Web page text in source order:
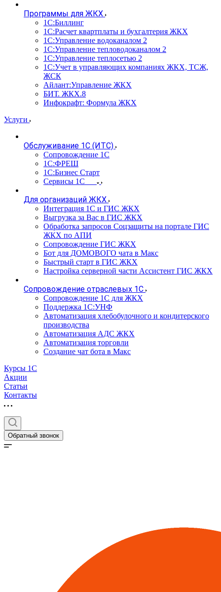
Программы для ЖКХ
1С:Биллинг
1С:Расчет квартплаты и бухгалтерия ЖКХ
1С:Управление водоканалом 2
1С:Управление тепловодоканалом 2
1С:Управление теплосетью 2
1С:Учет в управляющих компаниях ЖКХ, ТСЖ,
ЖСК
Айлант:Управление ЖКХ
БИТ. ЖКХ.8
Инфокрафт: Формула ЖКХ
Услуги
Обслуживание 1С (ИТС)
Сопровождение 1С
1С:ФРЕШ
1С:Бизнес Старт
Сервисы 1С
Для организаций ЖКХ
Интеграция 1С и ГИС ЖКХ
Выгрузка за Вас в ГИС ЖКХ
Обработка запросов Соцзащиты на портале ГИС
ЖКХ по АПИ
Сопровождение ГИС ЖКХ
Бот для ДОМОВОГО чата в Макс
Быстрый старт в ГИС ЖКХ
Настройка серверной части Ассистент ГИС ЖКХ
Сопровождение отраслевых 1С
Сопровождение 1С для ЖКХ
Поддержка 1С:УНФ
Автоматизация хлебобулочного и кондитерского
производства
Автоматизация АДС ЖКХ
Автоматизация торговли
Создание чат бота в Макс
Курсы 1С
Акции
Статьи
Контакты
Обратный звонок